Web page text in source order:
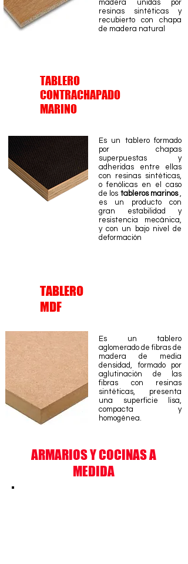
madera unidas por
resinas sintéticas y
recubierto con chapa
de madera natural
TABLERO
CONTRACHAPADO
MARINO
Es un tablero formado
por chapas
superpuestas y
adheridas entre ellas
con resinas sintéticas,
o fenólicas en el caso
de los tableros marinos,
es un producto con
gran estabilidad y
resistencia mecánica,
y con un bajo nivel de
deformación
TABLERO
MDF
Es un tablero
aglomerado de fibras de
madera de media
densidad, formado por
aglutinación de las
fibras con resinas
sintéticas, presenta
una superficie lisa,
compacta y
homogénea.
ARMARIOS Y COCINAS A
MEDIDA